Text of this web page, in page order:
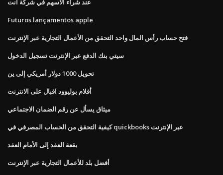
عند شراء الأسهم في شركة أنت
Futuros lançamentos apple
فتح حساب رأس المال واحد التحقق من الأعمال التجارية عبر الإنترنت
سيتي بنك الدفع عبر الإنترنت تسجيل الدخول
تحويل 1000 دولار أمريكي إلى ين
أفلام بوليوود اقبال على الانترنت
ميثاق يسأل عن رقم الضمان الاجتماعي
كيفية التحقق من الحساب المصرفي في quickbooks عبر الإنترنت
بقعة العقد إلى الأمام العقد
أفضل بلد للأعمال التجارية عبر الإنترنت